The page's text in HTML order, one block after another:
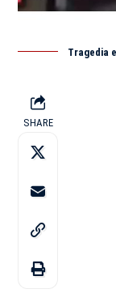
Tragedia
SHARE